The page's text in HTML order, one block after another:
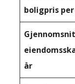
boligpris
år